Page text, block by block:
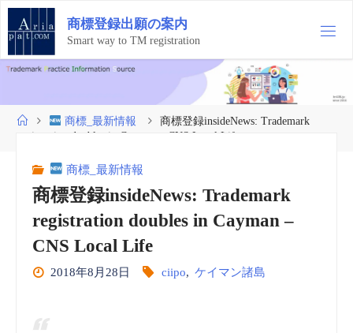
コ
テ
ン
ツ
ス
商標登録出願の案内
Smart way to TM registration
ホ
ー
商標_最新情報
商標登録insideNews: Trademark
registration doubles in Cayman – CNS Local Life
商標_最新情報
商標登録insideNews: Trademark
registration doubles in Cayman –
CNS Local Life
2018年8月28日 ciipo, ケイマン諸島